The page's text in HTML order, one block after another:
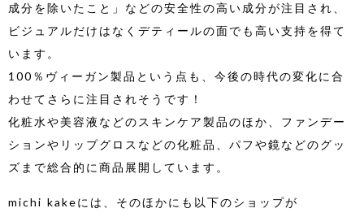
成分を除いたこと」などの安全性の高い成分が注目され、
ビジュアルだけはなくデティールの面でも高い支持を得て
います。
100％ヴィーガン製品という点も、今後の時代の変化に合
わせてさらに注目されそうです！
化粧水や美容液などのスキンケア製品のほか、ファンデー
ションやリップグロスなどの化粧品、パフや鏡などのグッ
ズまで総合的に商品展開しています。
michi kakeには、そのほかにも以下のショップが